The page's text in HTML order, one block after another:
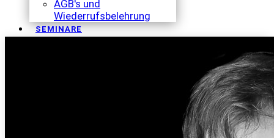
AGB's und
Wiederrufsbelehrung
SEMINARE